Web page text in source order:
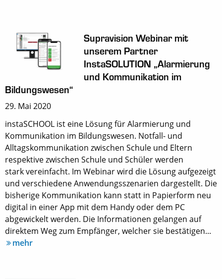
Supravision Webinar mit
unserem Partner
InstaSOLUTION „Alarmierung
und Kommunikation im
Bildungswesen“
29. Mai 2020
instaSCHOOL ist eine Lösung für Alarmierung und
Kommunikation im Bildungswesen. Notfall- und
Alltagskommunikation zwischen Schule und Eltern
respektive zwischen Schule und Schüler werden
stark vereinfacht. Im Webinar wird die Lösung aufgezeigt
und verschiedene Anwendungsszenarien dargestellt. Die
bisherige Kommunikation kann statt in Papierform neu
digital in einer App mit dem Handy oder dem PC
abgewickelt werden. Die Informationen gelangen auf
direktem Weg zum Empfänger, welcher sie bestätigen...
mehr